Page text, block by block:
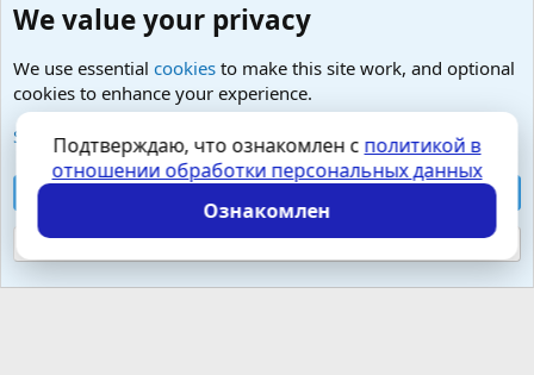
Добро пожаловать на чашечку чего-сами-знаете :)
Cookies
Russian (RU)
Условия и правила
Политика конфиденциальности
Помощь
S
S
Локализация отXenForo.Info
We value your privacy
We use essential cookies to make this site work, and optional
cookies to enhance your experience.
See further information and configure your preferences
Reject optional cookies
Подтверждаю, что ознакомлен с политикой в
отношении обработки персональных данных
Ознакомлен